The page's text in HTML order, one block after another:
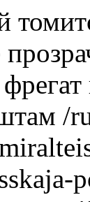
/